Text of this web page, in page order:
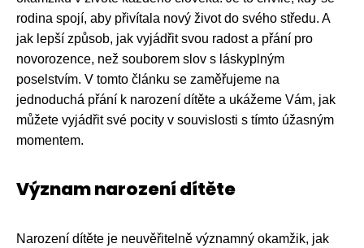
rodina spojí, aby přivítala nový život do svého středu. A
jak lepší způsob, jak vyjádřit svou radost a přání pro
novorozence, než souborem slov s láskyplným
poselstvím. V tomto článku se zaměřujeme na
jednoduchá přání k narození dítěte a ukážeme Vám, jak
můžete vyjádřit své pocity v souvislosti s tímto úžasným
momentem.
Význam narození dítěte
Narození dítěte je neuvěřitelně významný okamžik, jak